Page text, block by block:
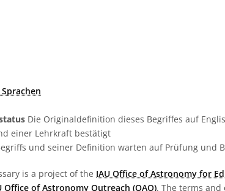
Die Originaldefinition dieses Begriffes auf
einer Lehrkraft bestätigt
und seiner Definition warten auf Prüfung und
is a project of the IAU Office of Astronomy for
Office of Astronomy Outreach (OAO). The terms